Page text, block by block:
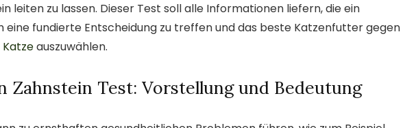
leiten zu lassen. Dieser Test soll alle Informationen liefern, die ein
eine fundierte Entscheidung zu treffen und das beste Katzenfutter gegen
auszuwählen.
Zahnstein Test: Vorstellung und Bedeutung